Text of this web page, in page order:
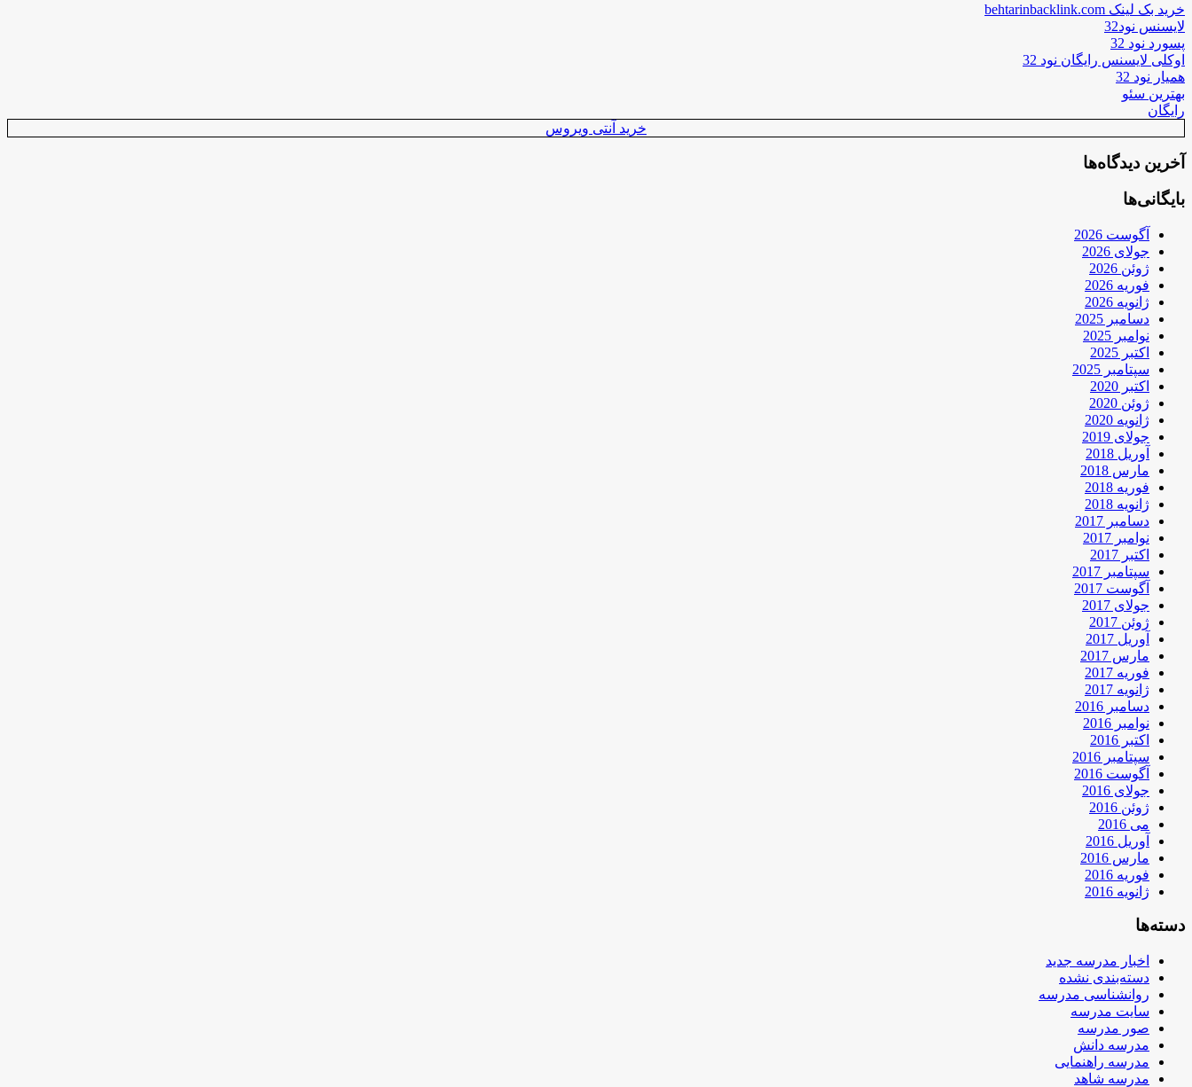
خرید بک لینک behtarinbacklink.com
لایسنس نود32
پسورد نود 32
اوکلی لایسنس رایگان نود 32
همیار نود 32
بهترین سئو
رایگان
خرید آنتی ویروس
آخرین دیدگاه‌ها
بایگانی‌ها
آگوست 2026
جولای 2026
ژوئن 2026
فوریه 2026
ژانویه 2026
دسامبر 2025
نوامبر 2025
اکتبر 2025
سپتامبر 2025
اکتبر 2020
ژوئن 2020
ژانویه 2020
جولای 2019
آوریل 2018
مارس 2018
فوریه 2018
ژانویه 2018
دسامبر 2017
نوامبر 2017
اکتبر 2017
سپتامبر 2017
آگوست 2017
جولای 2017
ژوئن 2017
آوریل 2017
مارس 2017
فوریه 2017
ژانویه 2017
دسامبر 2016
نوامبر 2016
اکتبر 2016
سپتامبر 2016
آگوست 2016
جولای 2016
ژوئن 2016
می 2016
آوریل 2016
مارس 2016
فوریه 2016
ژانویه 2016
دسته‌ها
اخبار مدرسه جدید
دسته‌بندی نشده
روانشناسی مدرسه
سایت مدرسه
صور مدرسه
مدرسه دانش
مدرسه راهنمایی
مدرسه شاهد